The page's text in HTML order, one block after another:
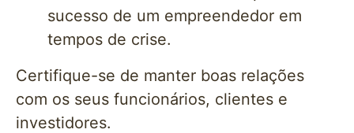
sucesso de um empreendedor em
tempos de crise.
Certifique-se de manter boas relações
com os seus funcionários, clientes e
investidores.